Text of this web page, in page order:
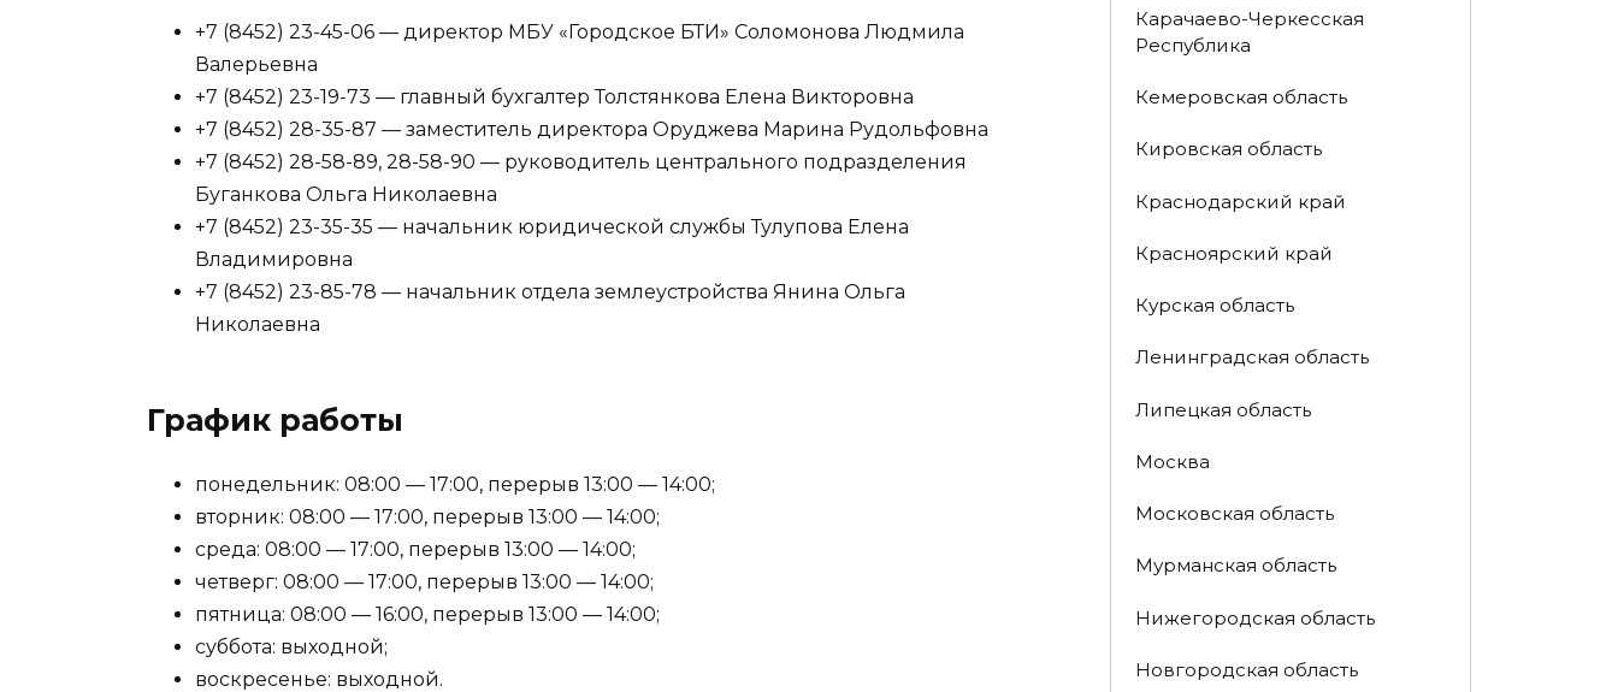
+7 (8452) 23-45-06 — директор МБУ «Городское БТИ» Соломонова Людмила
Валерьевна
+7 (8452) 23-19-73 — главный бухгалтер Толстянкова Елена Викторовна
+7 (8452) 28-35-87 — заместитель директора Оруджева Марина Рудольфовна
+7 (8452) 28-58-89, 28-58-90 — руководитель центрального подразделения
Буганкова Ольга Николаевна
+7 (8452) 23-35-35 — начальник юридической службы Тулупова Елена
Владимировна
+7 (8452) 23-85-78 — начальник отдела землеустройства Янина Ольга
Николаевна
График работы
понедельник: 08:00 — 17:00, перерыв 13:00 — 14:00;
вторник: 08:00 — 17:00, перерыв 13:00 — 14:00;
среда: 08:00 — 17:00, перерыв 13:00 — 14:00;
четверг: 08:00 — 17:00, перерыв 13:00 — 14:00;
пятница: 08:00 — 16:00, перерыв 13:00 — 14:00;
суббота: выходной;
воскресенье: выходной.
Карачаево-Черкесская
Республика
Кемеровская область
Кировская область
Краснодарский край
Красноярский край
Курская область
Ленинградская область
Липецкая область
Москва
Московская область
Мурманская область
Нижегородская область
Новгородская область